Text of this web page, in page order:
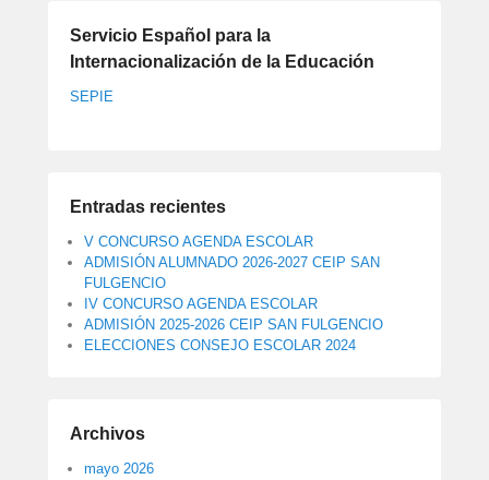
Servicio Español para la
Internacionalización de la Educación
SEPIE
Entradas recientes
V CONCURSO AGENDA ESCOLAR
ADMISIÓN ALUMNADO 2026-2027 CEIP SAN
FULGENCIO
IV CONCURSO AGENDA ESCOLAR
ADMISIÓN 2025-2026 CEIP SAN FULGENCIO
ELECCIONES CONSEJO ESCOLAR 2024
Archivos
mayo 2026